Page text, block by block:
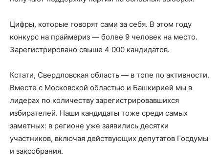
Цифры, которые говорят сами за себя. В этом году
конкурс на праймериз — более 9 человек на место.
Зарегистрировано свыше 4 000 кандидатов.
Кстати, Свердловская область — в топе по активности.
Вместе с Московской областью и Башкирией мы в
лидерах по количеству зарегистрировавшихся
избирателей. Наши кандидаты тоже среди самых
заметных: в регионе уже заявились десятки
участников, включая действующих депутатов Госдумы
и заксобрания.